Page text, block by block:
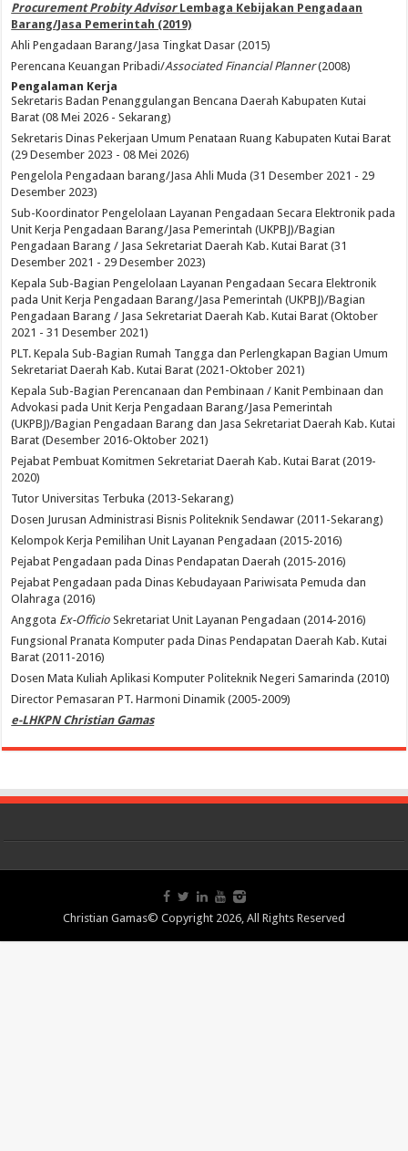
Procurement Probity Advisor Lembaga Kebijakan Pengadaan
Barang/Jasa Pemerintah (2019)
Ahli Pengadaan Barang/Jasa Tingkat Dasar (2015)
Perencana Keuangan Pribadi/Associated Financial Planner(2008)
Pengalaman Kerja
Sekretaris Badan Penanggulangan Bencana Daerah Kabupaten Kutai
Barat (08 Mei 2026 - Sekarang)
Sekretaris Dinas Pekerjaan Umum Penataan Ruang Kabupaten Kutai Barat
(29 Desember 2023 - 08 Mei 2026)
Pengelola Pengadaan barang/Jasa Ahli Muda (31 Desember 2021 - 29
Desember 2023)
Sub-Koordinator Pengelolaan Layanan Pengadaan Secara Elektronik pada
Unit Kerja Pengadaan Barang/Jasa Pemerintah (UKPBJ)/Bagian
Pengadaan Barang / Jasa Sekretariat Daerah Kab. Kutai Barat (31
Desember 2021 - 29 Desember 2023)
Kepala Sub-Bagian Pengelolaan Layanan Pengadaan Secara Elektronik
pada Unit Kerja Pengadaan Barang/Jasa Pemerintah (UKPBJ)/Bagian
Pengadaan Barang / Jasa Sekretariat Daerah Kab. Kutai Barat (Oktober
2021 - 31 Desember 2021)
PLT. Kepala Sub-Bagian Rumah Tangga dan Perlengkapan Bagian Umum
Sekretariat Daerah Kab. Kutai Barat (2021-Oktober 2021)
Kepala Sub-Bagian Perencanaan dan Pembinaan / Kanit Pembinaan dan
Advokasi pada Unit Kerja Pengadaan Barang/Jasa Pemerintah
(UKPBJ)/Bagian Pengadaan Barang dan Jasa Sekretariat Daerah Kab. Kutai
Barat (Desember 2016-Oktober 2021)
Pejabat Pembuat Komitmen Sekretariat Daerah Kab. Kutai Barat (2019-
2020)
Tutor Universitas Terbuka (2013-Sekarang)
Dosen Jurusan Administrasi Bisnis Politeknik Sendawar (2011-Sekarang)
Kelompok Kerja Pemilihan Unit Layanan Pengadaan (2015-2016)
Pejabat Pengadaan pada Dinas Pendapatan Daerah (2015-2016)
Pejabat Pengadaan pada Dinas Kebudayaan Pariwisata Pemuda dan
Olahraga (2016)
Anggota Ex-Officio Sekretariat Unit Layanan Pengadaan (2014-2016)
Fungsional Pranata Komputer pada Dinas Pendapatan Daerah Kab. Kutai
Barat (2011-2016)
Dosen Mata Kuliah Aplikasi Komputer Politeknik Negeri Samarinda (2010)
Director Pemasaran PT. Harmoni Dinamik (2005-2009)
e-LHKPN Christian Gamas
Christian Gamas© Copyright 2026, All Rights Reserved